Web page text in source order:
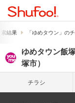
結果 「ゆめタウン」の
ゆめタウン飯
塚市）
チラシ